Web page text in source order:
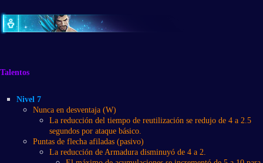
Talentos
Nivel 7
Nunca en desventaja (W)
La reducción del tiempo de reutilización se redujo de 4 a 2.5
segundos por ataque básico.
Puntas de flecha afiladas (pasivo)
La reducción de Armadura disminuyó de 4 a 2.